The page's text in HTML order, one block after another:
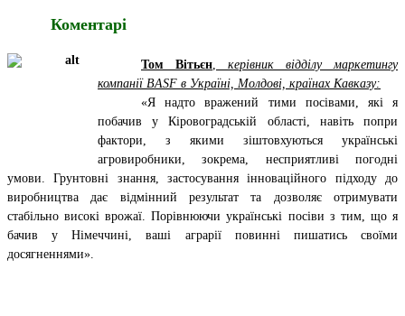
Коментарі
Том Вітьєн
керівник відділу маркетингу
компанії BASF в Україні, Молдові, країнах Кавказу:
«Я надто вражений тими посівами, які я
побачив у Кіровоградській області, навіть попри
фактори, з якими зіштовхуються українські
агровиробники, зокрема, несприятливі погодні
умови. Грунтовні знання, застосування інноваційного підходу до
виробництва дає відмінний результат та дозволяє отримувати
стабільно високі врожаї. Порівнюючи українські посіви з тим, що я
бачив у Німеччині, ваші аграрії повинні пишатись своїми
досягненнями».